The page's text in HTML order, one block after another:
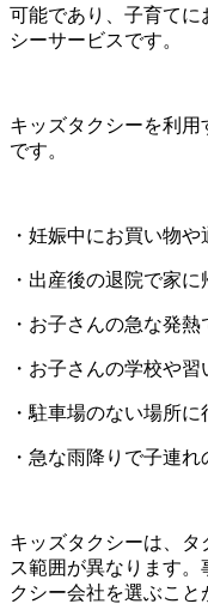
可能であり、子育てに
シーサービスです。
キッズタクシーを利用
です。
・妊娠中にお買い物
・出産後の退院で家に
・お子さんの急な発
・お子さんの学校や
・駐車場のない場所に
・急な雨降りで子連
キッズタクシーは、
ス範囲が異なります
クシー会社を選ぶこと